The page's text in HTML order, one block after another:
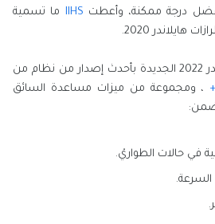
درجة ممكنة، وأعطت IIHS ما تسمية
من
، ومجموعة من ميزات مساعدة السائق
في حالات الطواريْ.
السرعة.